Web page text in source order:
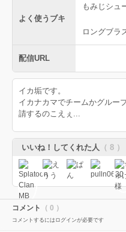
よく使うブキ
もみじシュ
ロングブラ
配信URL
イカ垢です。
イカナカマでチームかグルー
請するのこえぇ...
いいね！してくれた人 （ 8 ）
コメント （ 0 ）
コメントするにはログインが必要です